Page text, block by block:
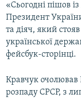
«Сьогодні пішов
Президент
та діяч, який
української
фейсбук-сторінці.
Кравчук очолював
розпаду СРСР, з